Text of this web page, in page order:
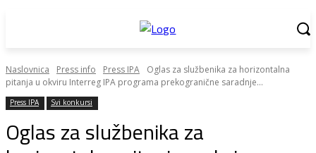
Naslovnica Press info Press IPA
Oglas za službenika za horizontalna
pitanja u okviru Interreg IPA programa prekogranične saradnje...
Press IPA Svi konkursi
Oglas za službenika za